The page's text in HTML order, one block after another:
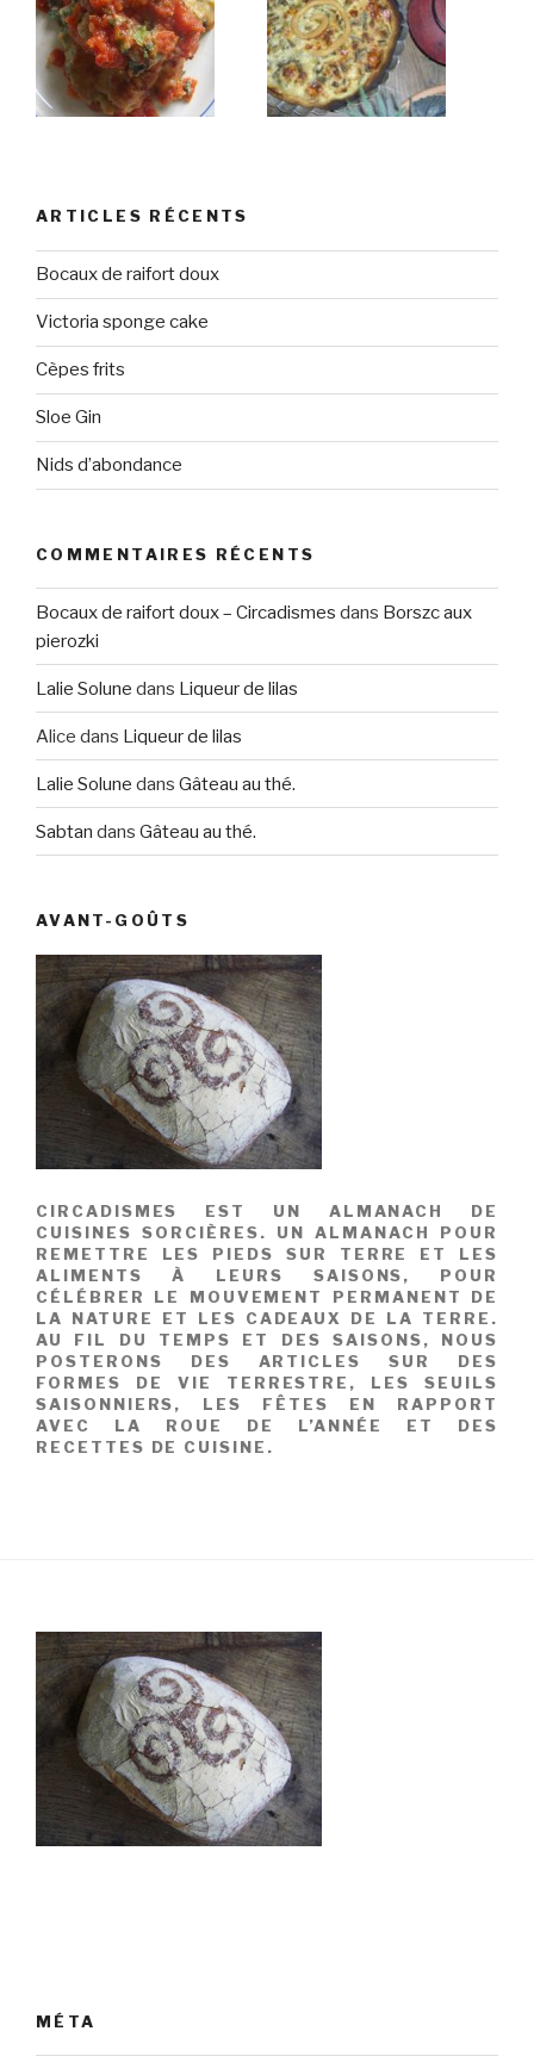
ARTICLES RÉCENTS
Bocaux de raifort doux
Victoria sponge cake
Cèpes frits
Sloe Gin
Nids d’abondance
COMMENTAIRES RÉCENTS
Bocaux de raifort doux – Circadismes dans Borszc aux
pierozki
Lalie Solune dans Liqueur de lilas
Alice dans Liqueur de lilas
Lalie Solune dans Gâteau au thé.
Sabtan dans Gâteau au thé.
AVANT-GOÛTS
CIRCADISMES EST UN ALMANACH DE
CUISINES SORCIÈRES. UN ALMANACH POUR
REMETTRE LES PIEDS SUR TERRE ET LES
ALIMENTS À LEURS SAISONS, POUR
CÉLÉBRER LE MOUVEMENT PERMANENT DE
LA NATURE ET LES CADEAUX DE LA TERRE.
AU FIL DU TEMPS ET DES SAISONS, NOUS
POSTERONS DES ARTICLES SUR DES
FORMES DE VIE TERRESTRE, LES SEUILS
SAISONNIERS, LES FÊTES EN RAPPORT
AVEC LA ROUE DE L’ANNÉE ET DES
RECETTES DE CUISINE.
MÉTA